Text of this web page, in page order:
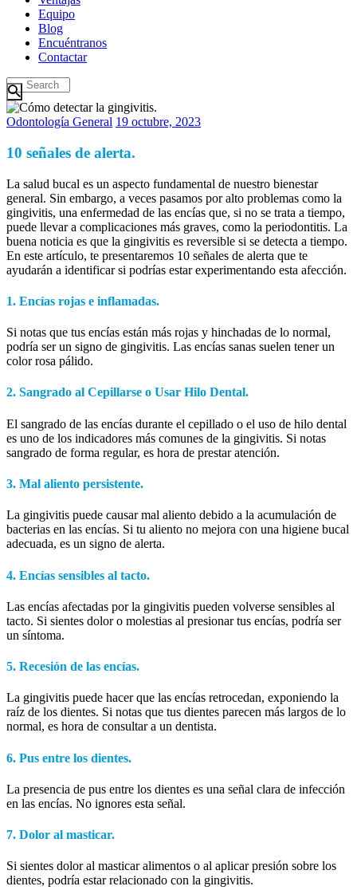
Equipo
Blog
Encuéntranos
Contactar
Odontología General 19 octubre, 2023
10 señales de alerta.
La salud bucal es un aspecto fundamental de nuestro bienestar
general. Sin embargo, a veces pasamos por alto problemas como la
gingivitis, una enfermedad de las encías que, si no se trata a tiempo,
puede llevar a complicaciones más graves, como la periodontitis. La
buena noticia es que la gingivitis es reversible si se detecta a tiempo.
En este artículo, te presentaremos 10 señales de alerta que te
ayudarán a identificar si podrías estar experimentando esta afección.
1. Encías rojas e inflamadas.
Si notas que tus encías están más rojas y hinchadas de lo normal,
podría ser un signo de gingivitis. Las encías sanas suelen tener un
color rosa pálido.
2. Sangrado al Cepillarse o Usar Hilo Dental.
El sangrado de las encías durante el cepillado o el uso de hilo dental
es uno de los indicadores más comunes de la gingivitis. Si notas
sangrado de forma regular, es hora de prestar atención.
3. Mal aliento persistente.
La gingivitis puede causar mal aliento debido a la acumulación de
bacterias en las encías. Si tu aliento no mejora con una higiene bucal
adecuada, es un signo de alerta.
4. Encías sensibles al tacto.
Las encías afectadas por la gingivitis pueden volverse sensibles al
tacto. Si sientes dolor o molestias al presionar tus encías, podría ser
un síntoma.
5. Recesión de las encías.
La gingivitis puede hacer que las encías retrocedan, exponiendo la
raíz de los dientes. Si notas que tus dientes parecen más largos de lo
normal, es hora de consultar a un dentista.
6. Pus entre los dientes.
La presencia de pus entre los dientes es una señal clara de infección
en las encías. No ignores esta señal.
7. Dolor al masticar.
Si sientes dolor al masticar alimentos o al aplicar presión sobre los
dientes, podría estar relacionado con la gingivitis.